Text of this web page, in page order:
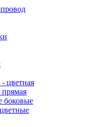
цветная
прямая
боковые